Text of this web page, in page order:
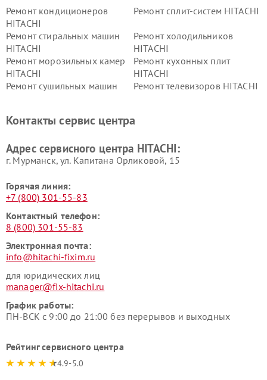
Ремонт кондиционеров
HITACHI
Ремонт сплит-систем HITACHI
Ремонт стиральных машин
HITACHI
Ремонт холодильников
HITACHI
Ремонт морозильных камер
HITACHI
Ремонт кухонных плит
HITACHI
Ремонт сушильных машин
Ремонт телевизоров HITACHI
данных HITACHI
HITACHI
HITACHI
HITACHI
Контакты сервис центра
Адрес сервисного центра HITACHI:
г. Мурманск, ул. Капитана Орликовой, 15
Горячая линия:
+7 (800) 301-55-83
Контактный телефон:
8 (800) 301-55-83
Электронная почта:
info@hitachi-fixim.ru
для юридических лиц
manager@fix-hitachi.ru
График работы:
ПН-ВСК с 9:00 до 21:00 без перерывов и выходных
Рейтинг сервисного центра
4.9-5.0